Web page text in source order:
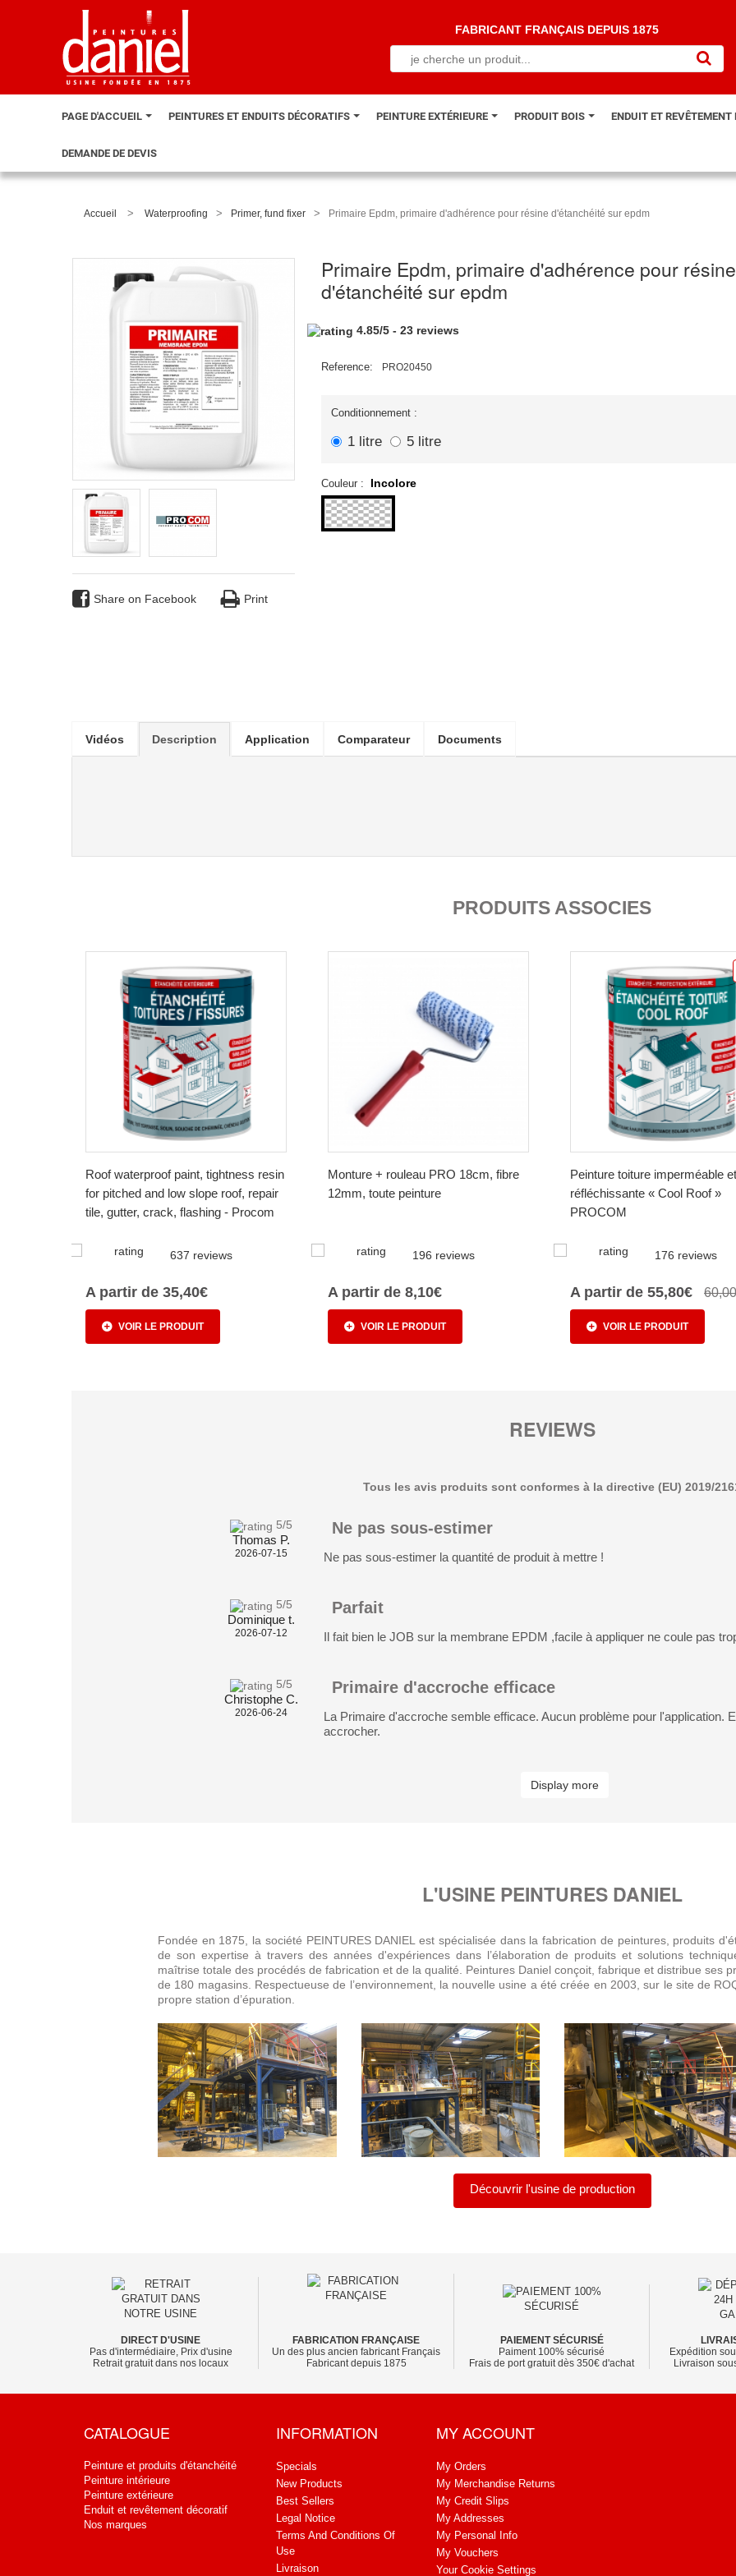
FABRICANT FRANÇAIS DEPUIS 1875
PAGE D'ACCUEIL PEINTURES ET ENDUITS DÉCORATIFS PEINTURE EXTÉRIEURE PRODUIT BOIS ENDUIT ET
DEMANDE DE DEVIS
Accueil > Waterproofing > Primer, fund fixer > Primaire Epdm, primaire d'adhérence pour résine d'étanchéité sur epdm
Share on Facebook Print
Primaire Epdm, primaire d'adhérence pour résine
d'étanchéité sur epdm
4.85/5 -23 reviews
Reference: PRO20450
Conditionnement :
1 litre 5 litre
Couleur : Incolore
Vidéos Description Application Comparateur Documents
PRODUITS ASSOCIES
Roof waterproof paint, tightness resin
for pitched and low slope roof, repair
tile, gutter, crack, flashing - Procom
637 reviews
A partir de 35,40€
VOIR LE PRODUIT
Monture + rouleau PRO 18cm, fibre
12mm, toute peinture
196 reviews
A partir de 8,10€
VOIR LE PRODUIT
Peinture toiture imperméable et
réfléchissante « Cool Roof »
PROCOM
176 reviews
A partir de 55,80€
VOIR LE PRODUIT
REVIEWS
Tous les avis produits sont conformes à la directive (EU) 2019/
5/5
Thomas P.
2026-07-15
Ne pas sous-estimer
Ne pas sous-estimer la quantité de produit à mettre !
5/5
Dominique t.
2026-07-12
Parfait
Il fait bien le JOB sur la membrane EPDM ,facile à appliquer ne coule pas
5/5
Christophe C.
2026-06-24
Primaire d'accroche efficace
La Primaire d'accroche semble efficace. Aucun problème pour l'application.
accrocher.
Display more
L'USINE PEINTURES DANIEL
Fondée en 1875, la société PEINTURES DANIEL est spécialisée dans la fabrication de peintures, produits
de son expertise à travers des années d'expériences dans l’élaboration de produits et solutions
maîtrise totale des procédés de fabrication et de la qualité. Peintures Daniel conçoit, fabrique et distribue ses
de 180 magasins. Respectueuse de l’environnement, la nouvelle usine a été créée en 2003, sur le site de
propre station d’épuration.
Découvrir l'usine de production
DIRECT D'USINE
Pas d'intermédiaire, Prix d'usine
Retrait gratuit dans nos locaux
FABRICATION FRANÇAISE
Un des plus ancien fabricant Français
Fabricant depuis 1875
PAIEMENT SÉCURISÉ
Paiment 100% sécurisé
Frais de port gratuit dès 350€ d'achat
Expédition
Livraison
CATALOGUE
Peinture et produits d'étanchéité
Peinture intérieure
Peinture extérieure
Enduit et revêtement décoratif
Nos marques
INFORMATION
Specials
New Products
Best Sellers
Legal Notice
Terms And Conditions Of
Use
Livraison
MY ACCOUNT
My Orders
My Merchandise Returns
My Credit Slips
My Addresses
My Personal Info
My Vouchers
Your Cookie Settings